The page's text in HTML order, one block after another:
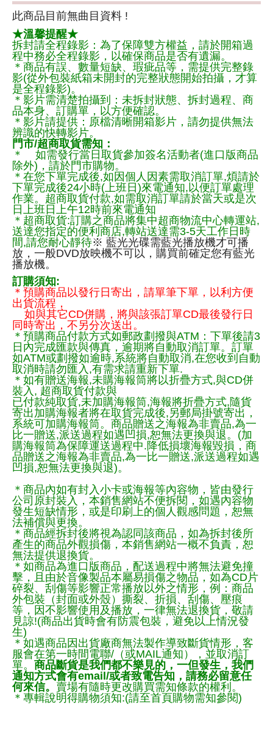
此商品目前無曲目資料 !
★溫馨提醒★
拆封請全程錄影：為了保障雙方權益，請於開箱過
程中務必全程錄影，以確保商品是否有遺漏。
＊商品有誤、數量短缺、瑕疵品等，需提供完整錄
影(從外包裝紙箱未開封的完整狀態開始拍攝，才算
是全程錄影)。
＊影片需清楚拍攝到：未拆封狀態、拆封過程、商
品本身、訂購單，以方便確認。
＊影片請提供：原檔清晰開箱影片，請勿提供無法
辨識的快轉影片。
門市/超商取貨需知：
＊ 如需發行當日取貨參加簽名活動者(進口版商品
除外)，請於門市購物。
＊在您下單完成後,如因個人因素需取消訂單,煩請於
下單完成後24小時(上班日)來電通知,以便訂單處理
作業。超商取貨付款,如需取消訂單請於當天或是次
日上班日上午12時前來電通知
＊超商取貨:訂購之商品將集中超商物流中心轉運站,
送達您指定的便利商店,轉站送達需3-5天工作日時
間,請您耐心靜待※ 藍光光碟需藍光播放機才可播
放，一般DVD放映機不可以，購買前確定您有藍光
播放機。
訂購須知:
＊預購商品以發行日寄出，請單筆下單，以利方便
出貨流程，
如與其它CD併購，將與該張訂單CD最後發行日
同時寄出，不另分次送出。
＊預購商品付款方式如郵政劃撥與ATM：下單後請3
日內完成匯款與傳真，逾期將自動取消訂單。訂單
如ATM或劃撥如逾時,系統將自動取消,在您收到自動
取消時請勿匯入,有需求請重新下單.
＊如有贈送海報,未購海報筒將以折疊方式,與CD併
裝入, 超商取貨付款與
已付款純取貨,未加購海報筒,海報將折疊方式,隨貨
寄出加購海報者將在取貨完成後,另郵局掛號寄出，
系統可加購海報筒。商品贈送之海報為非賣品,為一
比一贈送,派送過程如遇凹損,恕無法更換與退。(加
購海報筒為保障運送過程中.降低損壞海報毀損，商
品贈送之海報為非賣品,為一比一贈送,派送過程如遇
凹損,恕無法更換與退)。
＊商品內如有封入小卡或海報等內容物，皆由發行
公司原封裝入，本銷售網站不便拆閱，如遇內容物
發生短缺情形，或是印刷上的個人觀感問題，恕無
法補償與更換。
＊商品經拆封後將視為認同該商品，如為拆封後所
產生的商品外觀損傷，本銷售網站一概不負責，恕
無法提供退換貨。
＊如商品為進口版商品，配送過程中將無法避免撞
擊，且由於音像製品本屬易損傷之物品，如為CD片
碎裂、刮傷等影響正常播放以外之情形，例：商品
外包裝（封面或外殼）撕裂、折損、刮傷、壓痕
等，因不影響使用及播放，一律無法退換貨，敬請
見諒!(商品出貨時會有防震包裝，避免以上情況發
生)
＊如遇商品因出貨廠商無法製作導致斷貨情形，客
服會在第一時間電聯/（或MAIL通知），並取消訂
單。 商品斷貨是我們都不樂見的，一但發生，我們
通知方式會有email/或者致電告知，請務必留意任
何來信。 賣場有隨時更改購買需知條款的權利。
＊專輯說明得購物須知:(請至首頁購物需知參閱)